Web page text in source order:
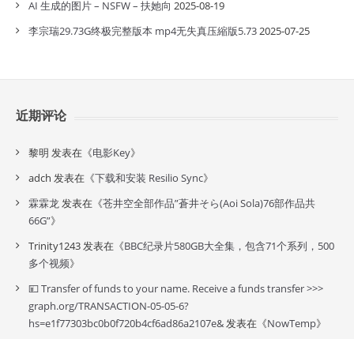
AI 生成的图片 – NSFW – 扶她向 2025-08-19
李宗瑞29.73G终极完整版本 mp4无失真压縮版5.732025-07-25
近期评论
黎明 发表在《电影Key》
adch 发表在《下载和安装 Resilio Sync》
霖霖龙发表在《苍井空全部作品”蒼井そら(Aoi Sola)76部作品共
66G”》
Trinity1243发表在《BBC纪录片580GB大全集，包含71个系列，500
多个视频》
💴 Transfer of funds to your name. Receive a funds transfer >>>
graph.org/TRANSACTION-05-05-6?
hs=e1f77303bc0b0f720b4cf6ad86a2107e&发表在《NowTemp》